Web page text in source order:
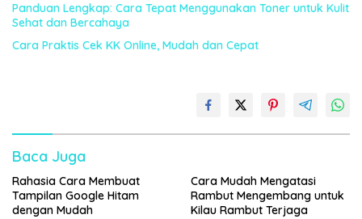
Panduan Lengkap: Cara Tepat Menggunakan Toner untuk Kulit
Sehat dan Bercahaya
Cara Praktis Cek KK Online, Mudah dan Cepat
Baca Juga
Rahasia Cara Membuat
Tampilan Google Hitam
dengan Mudah
Cara Mudah Mengatasi
Rambut Mengembang untuk
Kilau Rambut Terjaga